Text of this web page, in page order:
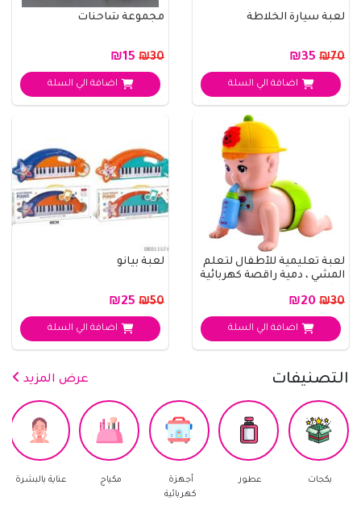
لعبة سيارة الخلاطة
₪70
اضافة الي السلة
مجموعة شاحنات
₪30
اضافة الي السلة
لعبة تعليمية للأطفال لتعلم
المشي ، دمية راقصة كهربائية
₪30
اضافة الي السلة
لعبة بيانو
₪50
اضافة الي السلة
التصنيفات عرض المزيد
عناية بالبشرة العناية